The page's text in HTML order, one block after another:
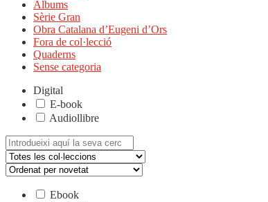
Àlbums
Sèrie Gran
Obra Catalana d’Eugeni d’Ors
Fora de col·lecció
Quaderns
Sense categoria
Digital
E-book
Audiollibre
Cerca:
Ebook